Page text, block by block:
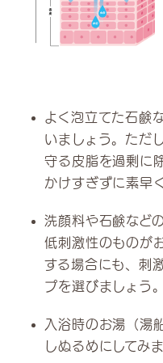
よく泡立てた石鹸
いましょう。ただ
守る皮脂を過剰に
かけすぎずに素早
洗顔料や石鹸など
低刺激性のものが
する場合にも、刺
プを選びましょう。
入浴時のお湯（湯
しぬるめにしてみ